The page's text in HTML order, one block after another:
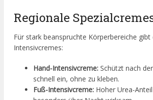
Regionale
Für stark beanspruchte Körperbereiche gibt
Intensivcremes:
Hand-Intensivcreme: Schützt nach
schnell ein, ohne zu kleben.
Fuß-Intensivcreme: Hoher Urea-